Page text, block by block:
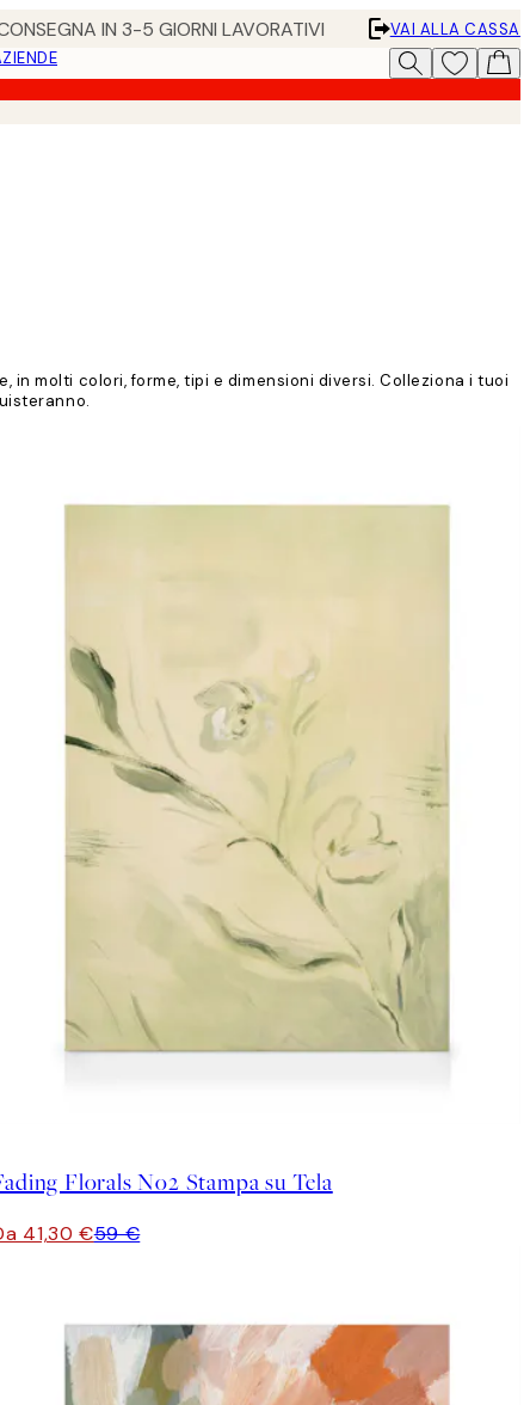
IN 3-5 GIORNI LAVORATIVI
VAI ALLA CASSA
molti colori, forme, tipi e dimensioni diversi. Colleziona i tuoi
Florals No2 Stampa su Tela
41,30 €59 €